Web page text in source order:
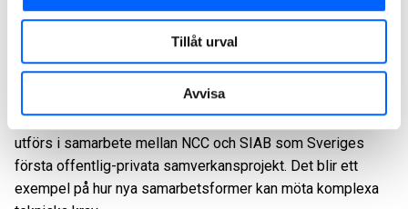
Tillåt urval
Avvisa
1997: Ntt format för samverkan när Arlanda
Express byggs
Tåglinjen mellan Stockholm och Arlanda flygplats ställer
höga krav på tillförlitlighet och energieffektivitet. Projektet
utförs i samarbete mellan NCC och SIAB som Sveriges
första offentlig-privata samverkansprojekt. Det blir ett
exempel på hur nya samarbetsformer kan möta komplexa